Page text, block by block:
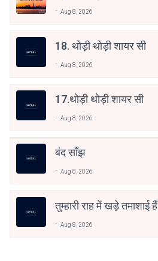
Aug 8, 2026
18. थोड़ी थोड़ी शायर सी
Aug 8, 2026
17.थोड़ी थोड़ी शायर सी
Aug 8, 2026
बंद साँझ
Aug 8, 2026
तुम्हारी राह में खड़े तमाशाई हैं
Aug 8, 2026